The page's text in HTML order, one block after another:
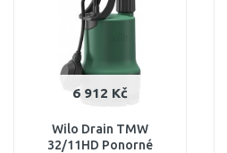
6 912 Kč
Wilo Drain TMW
32/11HD Ponorné